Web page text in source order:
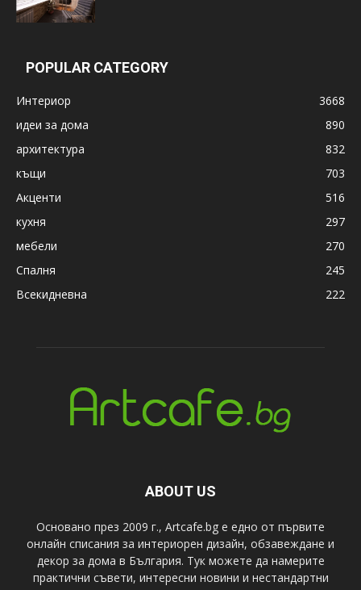
POPULAR CATEGORY
Интериор
3668
идеи за дома
890
архитектура
832
къщи
703
Акценти
516
кухня
297
мебели
270
Спалня
245
Всекидневна
222
ABOUT US
Основано през 2009 г., Artcafe.bg е едно от първите
онлайн списания за интериорен дизайн, обзавеждане и
декор за дома в България. Тук можете да намерите
практични съвети, интересни новини и нестандартни